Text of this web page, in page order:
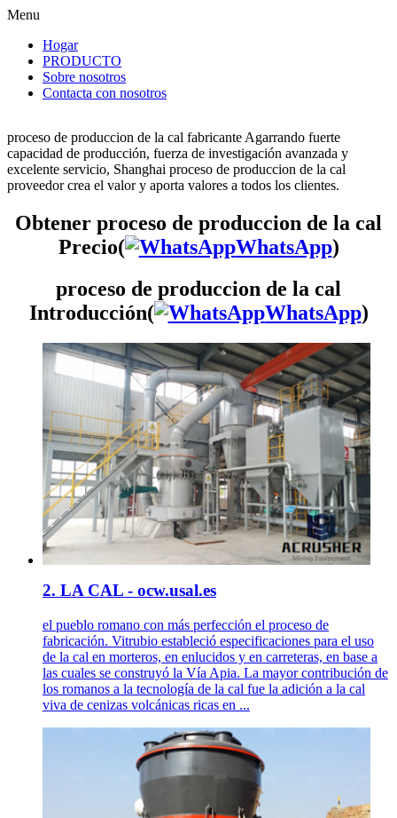
Menu
Hogar
PRODUCTO
Sobre nosotros
Contacta con nosotros
proceso de produccion de la cal fabricante Agarrando fuerte
capacidad de producción, fuerza de investigación avanzada y
excelente servicio, Shanghai proceso de produccion de la cal
proveedor crea el valor y aporta valores a todos los clientes.
Obtener proceso de produccion de la cal
Precio(
WhatsApp)
proceso de produccion de la cal
Introducción(
WhatsApp)
2. LA CAL - ocw.usal.es
el pueblo romano con más perfección el proceso de
fabricación. Vitrubio estableció especificaciones para el uso
de la cal en morteros, en enlucidos y en carreteras, en base a
las cuales se construyó la Vía Apia. La mayor contribución de
los romanos a la tecnología de la cal fue la adición a la cal
viva de cenizas volcánicas ricas en ...